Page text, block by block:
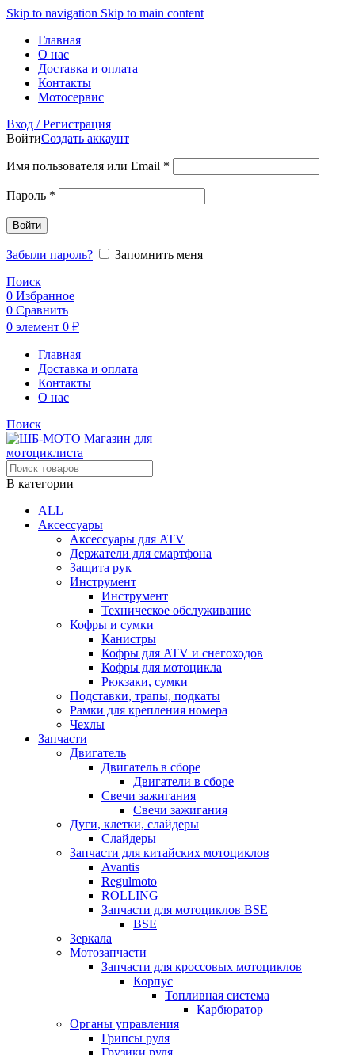
Skip to navigation Skip to main content
Главная
О нас
Доставка и оплата
Контакты
Мотосервис
Вход / Регистрация
ВойтиСоздать аккаунт
Имя пользователя или Email *
Пароль *
Войти
Забыли пароль?
Запомнить меня
Поиск
0 Избранное
0 Сравнить
0 элемент 0 ₽
Главная
Доставка и оплата
Контакты
О нас
Поиск
В категории
ALL
Аксессуары
Аксессуары для ATV
Держатели для смартфона
Защита рук
Инструмент
Инструмент
Техническое обслуживание
Кофры и сумки
Канистры
Кофры для ATV и снегоходов
Кофры для мотоцикла
Рюкзаки, сумки
Подставки, трапы, подкаты
Рамки для крепления номера
Чехлы
Запчасти
Двигатель
Двигатель в сборе
Двигатели в сборе
Свечи зажигания
Свечи зажигания
Дуги, клетки, слайдеры
Слайдеры
Запчасти для китайских мотоциклов
Avantis
Regulmoto
ROLLING
Запчасти для мотоциклов BSE
BSE
Зеркала
Мотозапчасти
Запчасти для кроссовых мотоциклов
Корпус
Топливная система
Карбюратор
Органы управления
Грипсы руля
Грузики руля